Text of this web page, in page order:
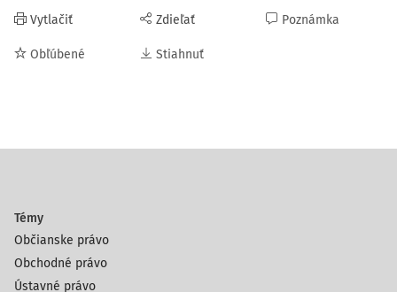
Vytlačiť
Obľúbené
Zdieľať
Stiahnuť
Poznámka
Témy
Občianske právo
Obchodné právo
Ústavné právo